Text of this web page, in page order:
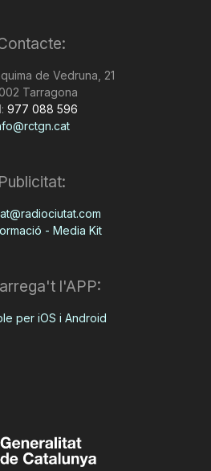
de Vedruna, 21
Tarragona
977 088 596
Publicitat:
- Media Kit
l'APP:
per iOS i Android